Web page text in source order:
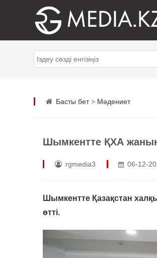
Басты бет> Мәдениет
Шымкентте ҚХА
rgmedia3 06-12-
Шымкентте Қазақстан
өтті.